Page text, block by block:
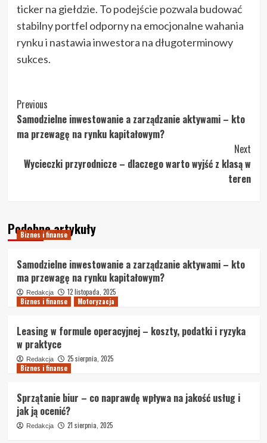
ticker na giełdzie. To podejście pozwala budować
stabilny portfel odporny na emocjonalne wahania
rynku i nastawia inwestora na długoterminowy
sukces.
Post
Navigation
Previous
Samodzielne inwestowanie a zarządzanie aktywami – kto
ma przewagę na rynku kapitałowym?
Next
Wycieczki przyrodnicze – dlaczego warto wyjść z klasą w
teren
Podobne artykuły
Biznes i finanse
Samodzielne inwestowanie a zarządzanie aktywami – kto
ma przewagę na rynku kapitałowym?
Redakcja
12 listopada, 2025
Biznes i finanse
Motoryzacja
Leasing w formule operacyjnej – koszty, podatki i ryzyka
w praktyce
Redakcja
25 sierpnia, 2025
Biznes i finanse
Sprzątanie biur – co naprawdę wpływa na jakość usług i
jak ją ocenić?
Redakcja 21 sierpnia, 2025